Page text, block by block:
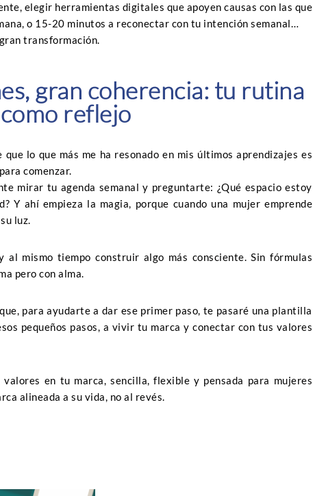
elegir herramientas digitales que apoyen causas con las que
o 15-20 minutos a reconectar con tu intención semanal…
transformación.
gran coherencia: tu rutina
como reflejo
lo que más me ha resonado en mis últimos aprendizajes es
comenzar.
mirar tu agenda semanal y preguntarte: ¿Qué espacio estoy
Y ahí empieza la magia, porque cuando una mujer emprende
luz.
mismo tiempo construir algo más consciente. Sin fórmulas
pero con alma.
para ayudarte a dar ese primer paso, te pasaré una plantilla
pequeños pasos, a vivir tu marca y conectar con tus valores
en tu marca, sencilla, flexible y pensada para mujeres
alineada a su vida, no al revés.